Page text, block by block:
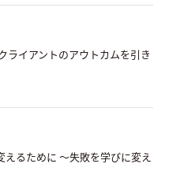
ライアントのアウトカムを引き
えるために ～失敗を学びに変え